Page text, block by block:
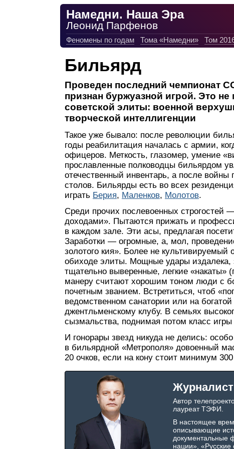
Намедни. Наша Эра
Леонид Парфенов
Феномены по годам Тома «Намедни» Том
Бильярд
Проведен последний чемпионат
признан буржуазной игрой. Это
советской элиты: военной
творческой интеллигенции
Такое уже бывало: после революции
годы реабилитация началась с армии,
офицеров. Меткость, глазомер, умение
прославленные полководцы бильярдом
отечественный инвентарь, а после
столов. Бильярды есть во всех
играть Берия, Маленков, Молотов.
Среди прочих послевоенных строгостей
доходами». Пытаются прижать и
в каждом зале. Эти асы, предлагая
Заработки — огромные, а, мол,
золотого кия». Более не
обиходе элиты. Мощные удары издалека,
тщательно выверенные, легкие «накаты»
манеру считают хорошим тоном люди с
почетным званием. Встретиться, чтоб
ведомственном санатории или на
джентльменскому клубу. В семьях
сызмальства, поднимая потом класс
И гонорары звезд никуда не делись:
в бильярдной «Метрополя» довоенный
20 очков, если на кону стоит минимум 300
Автор
лауреат ТЭФИ.
В настоящее
описывающие
документальные
нации» «Русские